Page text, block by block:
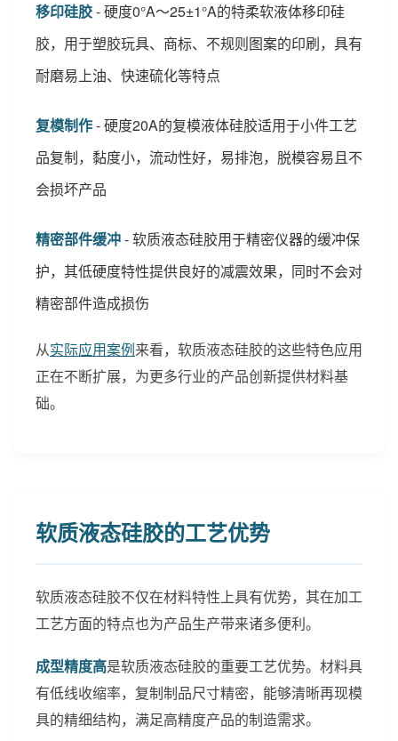
移印硅胶- 硬度0°A～25±1°A的特柔软液体移印硅
胶，用于塑胶玩具、商标、不规则图案的印刷，具有
耐磨易上油、快速硫化等特点
复模制作- 硬度20A的复模液体硅胶适用于小件工艺
品复制，黏度小，流动性好，易排泡，脱模容易且不
会损坏产品
精密部件缓冲- 软质液态硅胶用于精密仪器的缓冲保
护，其低硬度特性提供良好的减震效果，同时不会对
精密部件造成损伤
从实际应用案例来看，软质液态硅胶的这些特色应用
正在不断扩展，为更多行业的产品创新提供材料基
础。
软质液态硅胶的工艺优势
软质液态硅胶不仅在材料特性上具有优势，其在加工
工艺方面的特点也为产品生产带来诸多便利。
成型精度高是软质液态硅胶的重要工艺优势。材料具
有低线收缩率，复制制品尺寸精密，能够清晰再现模
具的精细结构，满足高精度产品的制造需求。